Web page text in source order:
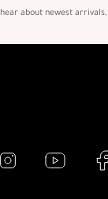
about newest